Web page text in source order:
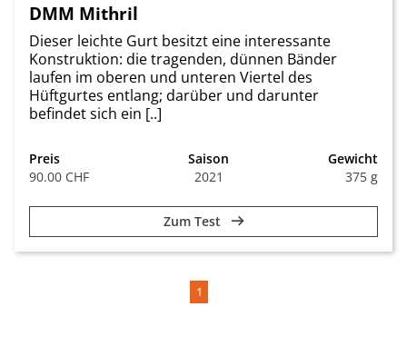
DMM Mithril
Dieser leichte Gurt besitzt eine interessante
Konstruktion: die tragenden, dünnen Bänder
laufen im oberen und unteren Viertel des
Hüftgurtes entlang; darüber und darunter
befindet sich ein [..]
Preis
90.00 CHF
Saison
2021
Gewicht
375 g
Zum Test
1